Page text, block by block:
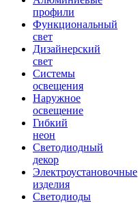
профили
Функциональный
свет
Дизайнерский
свет
Системы
освещения
Наружное
освещение
Гибкий
неон
Светодиодный
декор
Электроустановочные
изделия
Светодиоды